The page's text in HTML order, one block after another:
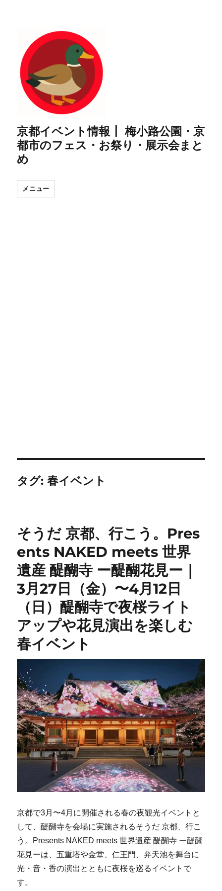
京都イベント情報┃ 梅小路公園・京
都市のフェス・お祭り・展示会まと
め
メニュー
タグ:春イベント
そうだ 京都、行こう。Pres
ents NAKED meets 世界
遺産 醍醐寺 ー醍醐花見ー｜
3月27日（金）〜4月12日
（日）醍醐寺で夜桜ライト
アップや花見演出を楽しむ
春イベント
京都で3月〜4月に開催される春の夜観光イベントと
して、醍醐寺を会場に実施されるそうだ 京都、行こ
う。Presents NAKED meets 世界遺産 醍醐寺 ー醍醐
花見ーは、五重塔や金堂、仁王門、弁天池を舞台に
光・音・香の演出とともに夜桜を巡るイベントで
す。